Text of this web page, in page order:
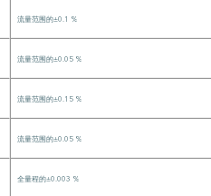
流量范围的±0.1 %
流量范围的±0.05 %
流量范围的±0.15 %
流量范围的±0.05 %
全量程的±0.003 %